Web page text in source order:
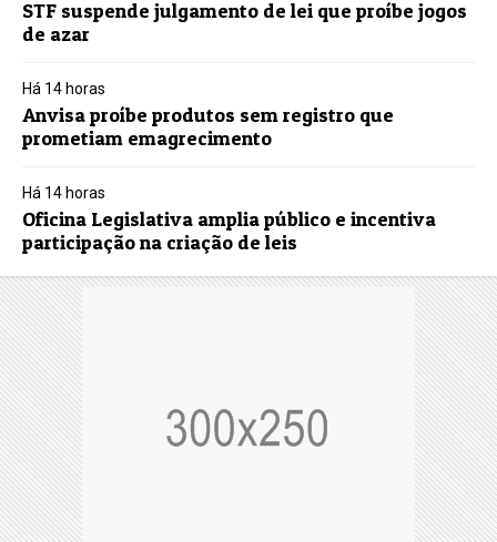
STF suspende julgamento de lei que proíbe jogos
de azar
Há 14 horas
Anvisa proíbe produtos sem registro que
prometiam emagrecimento
Há 14 horas
Oficina Legislativa amplia público e incentiva
participação na criação de leis